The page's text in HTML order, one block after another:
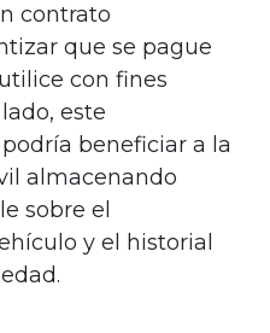
contrato
que se pague
con fines
este
beneficiar a la
almacenando
sobre el
y el historial